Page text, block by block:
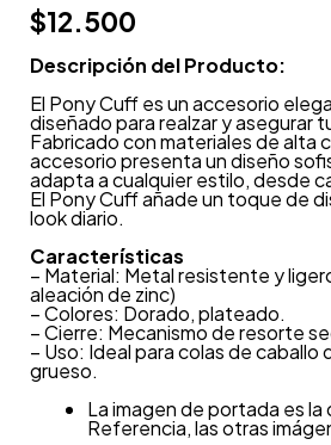
$12.500
Descripción del Producto:
El Pony Cuff es un accesorio
diseñado para realzar y asegurar
Fabricado con materiales de alta
accesorio presenta un diseño
adapta a cualquier estilo, desde
El Pony Cuff añade un toque de
look diario.
Características
– Material: Metal resistente y
aleación de zinc)
– Colores: Dorado, plateado.
– Cierre: Mecanismo de resorte
– Uso: Ideal para colas de caballo
grueso.
La imagen de portada es
Referencia, las otras